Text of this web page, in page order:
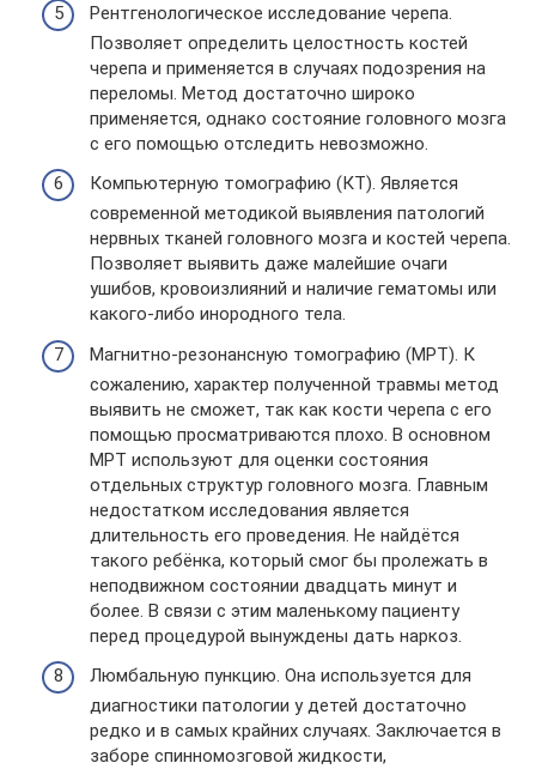
Рентгенологическое исследование черепа.
Позволяет определить целостность костей
черепа и применяется в случаях подозрения на
переломы. Метод достаточно широко
применяется, однако состояние головного мозга
с его помощью отследить невозможно.
Компьютерную томографию (КТ). Является
современной методикой выявления патологий
нервных тканей головного мозга и костей черепа.
Позволяет выявить даже малейшие очаги
ушибов, кровоизлияний и наличие гематомы или
какого-либо инородного тела.
Магнитно-резонансную томографию (МРТ). К
сожалению, характер полученной травмы метод
выявить не сможет, так как кости черепа с его
помощью просматриваются плохо. В основном
МРТ используют для оценки состояния
отдельных структур головного мозга. Главным
недостатком исследования является
длительность его проведения. Не найдётся
такого ребёнка, который смог бы пролежать в
неподвижном состоянии двадцать минут и
более. В связи с этим маленькому пациенту
перед процедурой вынуждены дать наркоз.
Люмбальную пункцию. Она используется для
диагностики патологии у детей достаточно
редко и в самых крайних случаях. Заключается в
заборе спинномозговой жидкости,